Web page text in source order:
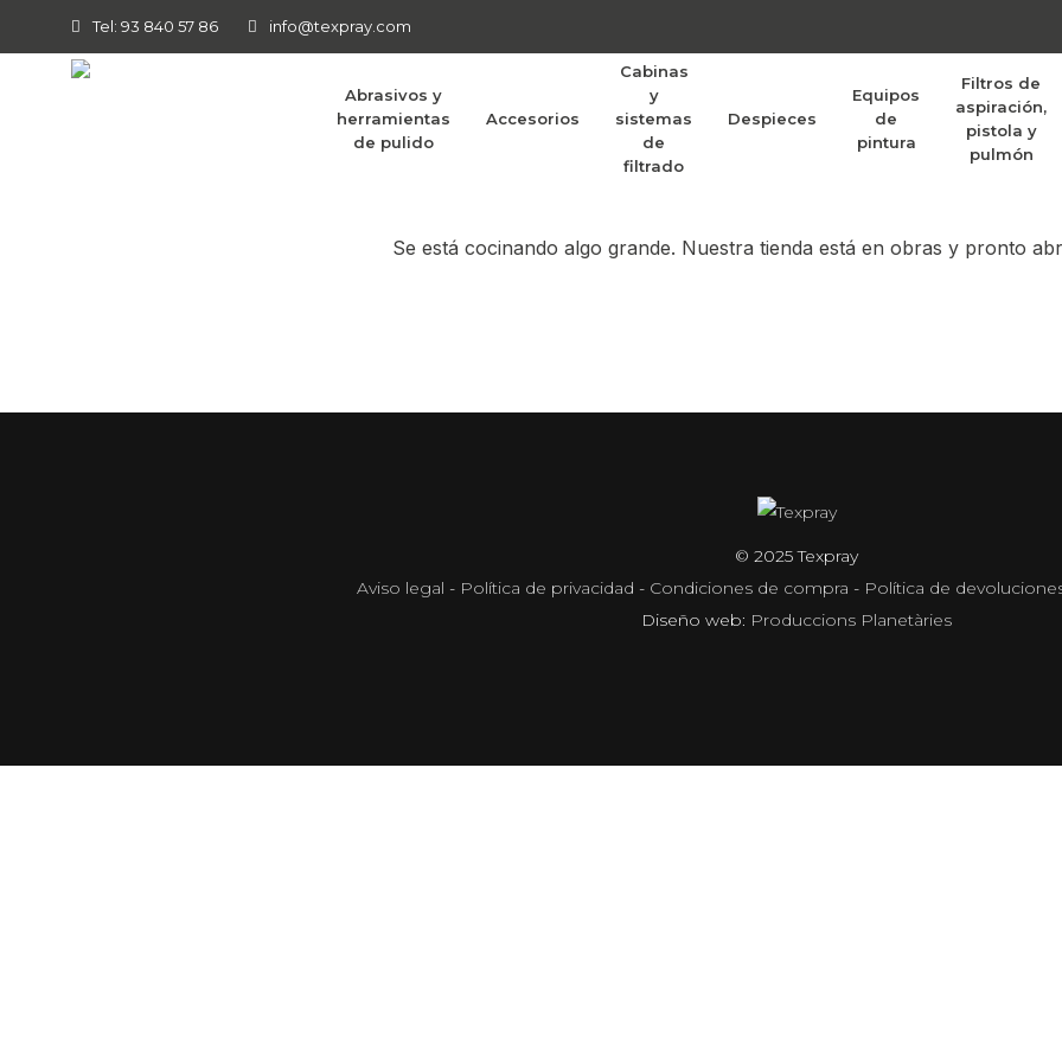
Tel: 93 840 57 86 info@texpray.com
Abrasivos y
herramientas
de pulido
Accesorios
Cabinas
y
sistemas
de
filtrado
Despieces
Equipos
de
pintura
Filtros de
aspiración,
pistola y
pulmón
Tenemos grandes proyectos
Se está cocinando algo grande. Nuestra tienda está en obras y pronto
© 2025 Texpray
Aviso legal - Política de privacidad - Condiciones de compra - Política de
Diseño web: Produccions Planetàries